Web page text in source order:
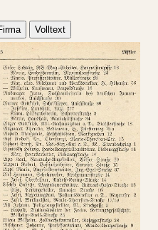
Volltext